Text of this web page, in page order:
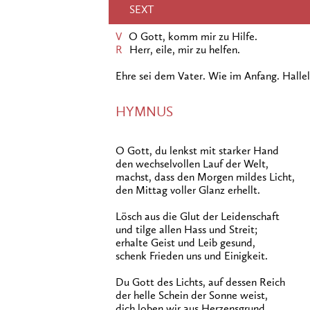
SEXT
V
O Gott, komm mir zu Hilfe.
R
Herr, eile, mir zu helfen.
Ehre sei dem Vater. Wie im Anfang.
HYMNUS
O Gott, du lenkst mit starker Hand
den wechselvollen Lauf der Welt,
machst, dass den Morgen mildes Licht,
den Mittag voller Glanz erhellt.
Lösch aus die Glut der Leidenschaft
und tilge allen Hass und Streit;
erhalte Geist und Leib gesund,
schenk Frieden uns und Einigkeit.
Du Gott des Lichts, auf dessen Reich
der helle Schein der Sonne weist,